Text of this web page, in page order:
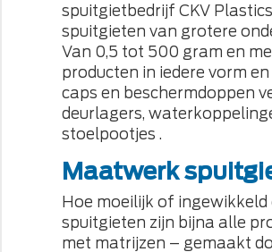
spuitgietbedrijf CKV
spuitgieten van grotere
Van 0,5 tot 500 gram en
producten in iedere vorm
caps en beschermdoppen
deurlagers,
stoelpootjes .
Maatwerk
Hoe moeilijk of
spuitgieten zijn bijna alle
met matrijzen – gemaakt